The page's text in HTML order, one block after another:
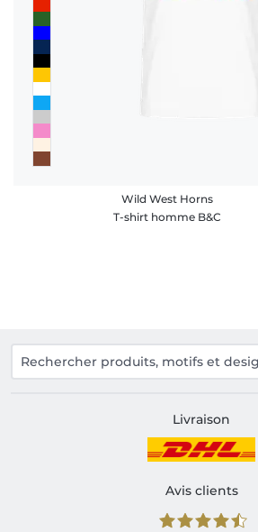
Wild West Horns
T-shirt homme B&C
Livraison
Avis clients